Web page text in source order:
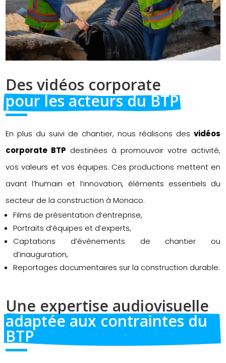
Des vidéos corporate
pour les acteurs du BTP
En plus du suivi de chantier, nous réalisons des vidéos
corporate BTP destinées à promouvoir votre activité,
vos valeurs et vos équipes. Ces productions mettent en
avant l’humain et l’innovation, éléments essentiels du
secteur de la construction à Monaco.
Films de présentation d’entreprise,
Portraits d’équipes et d’experts,
Captations d’événements de chantier ou
d’inauguration,
Reportages documentaires sur la construction durable.
Une expertise audiovisuelle
adaptée aux contraintes du
BTP